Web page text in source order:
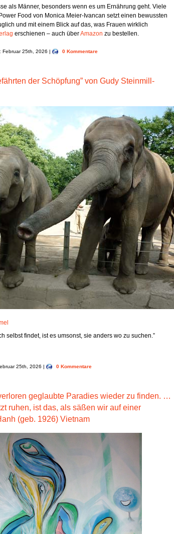
als Männer, besonders wenn es um Ernährung geht. Viele
Food von Monica Meier-Ivancan setzt einen bewussten
und mit einem Blick auf das, was Frauen wirklich
erschienen – auch überAmazon zu bestellen.
Februar 25th, 2026 | 0 Kommentare
der Schöpfung” von Gudy Steinmill-
selbst findet, ist es umsonst, sie anders wo zu suchen.”
25th, 2026 | 0 Kommentare
geglaubte Paradies wieder zu finden. …
ruhen, ist das, als säßen wir auf einer
(geb. 1926) Vietnam